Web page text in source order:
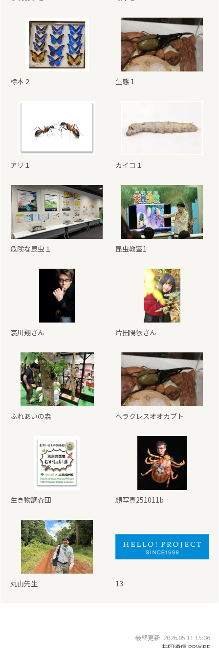
標本２ 生態１
アリ１ カイコ１
危険な昆虫１ 昆虫教室1
哀川翔さん 片田陽依さん
ふれあいの森 ヘラクレスオオカブト
生き物調査団 顔写真251011b
丸山先生 13
最終更新: 2026.05.11 15:06